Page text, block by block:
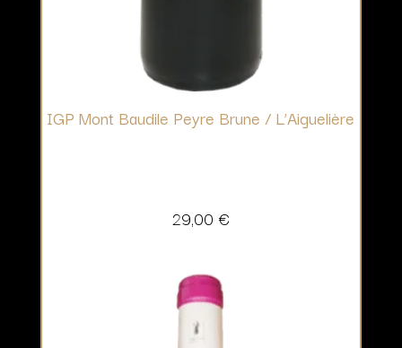
IGP Mont Baudile Peyre Brune / L’Aiguelière
29,00 €